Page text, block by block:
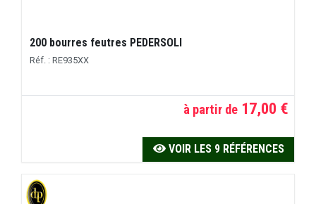
200 bourres feutres PEDERSOLI
Réf. : RE935XX
à partir de 17,00 €
VOIR LES 9 RÉFÉRENCES